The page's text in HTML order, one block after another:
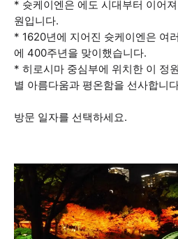
* 슛케이엔은 에도 시대부터 이어
원입니다.
* 1620년에 지어진 슛케이엔은 여
에 400주년을 맞이했습니다.
* 히로시마 중심부에 위치한 이 정
별 아름다움과 평온함을 선사합니
방문 일자를 선택하세요.